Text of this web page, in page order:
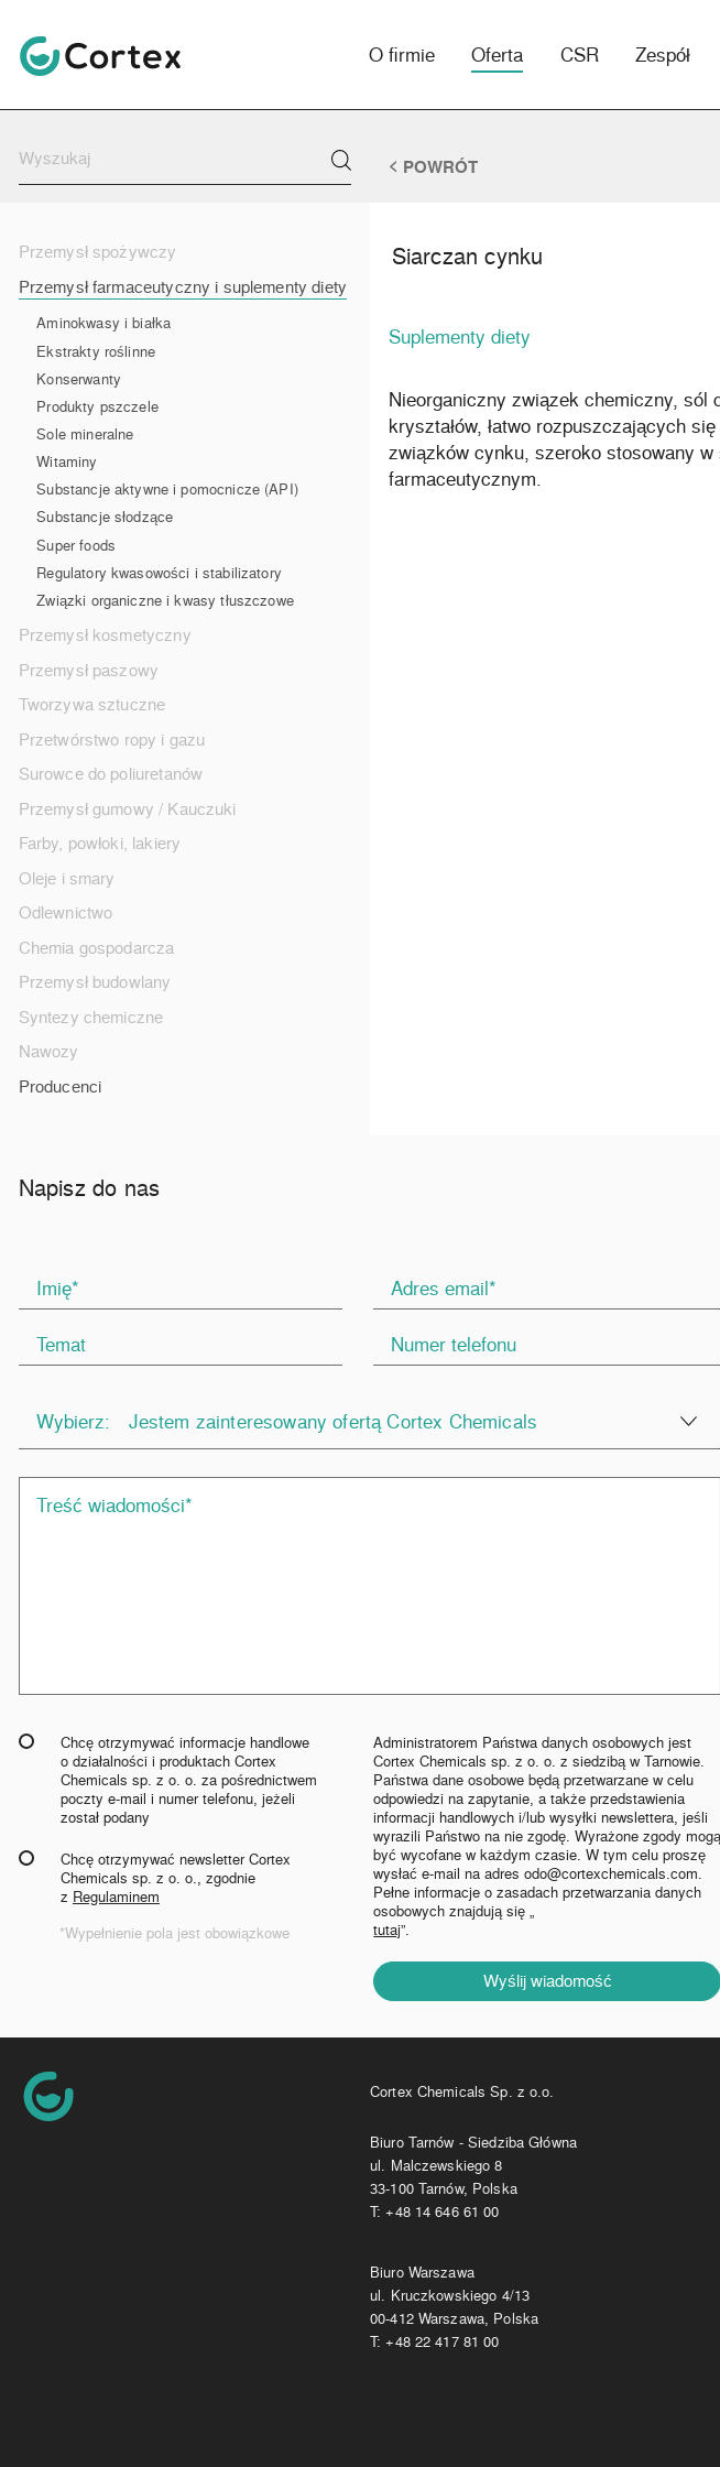
O firmie Oferta CSR Zespół
POWRÓT
Przemysł spożywczy
Przemysł farmaceutyczny i suplementy diety
Aminokwasy i białka
Ekstrakty roślinne
Konserwanty
Produkty pszczele
Sole mineralne
Witaminy
Substancje aktywne i pomocnicze (API)
Substancje słodzące
Super foods
Regulatory kwasowości i stabilizatory
Związki organiczne i kwasy tłuszczowe
Przemysł kosmetyczny
Przemysł paszowy
Tworzywa sztuczne
Przetwórstwo ropy i gazu
Surowce do poliuretanów
Przemysł gumowy / Kauczuki
Farby, powłoki, lakiery
Oleje i smary
Odlewnictwo
Chemia gospodarcza
Przemysł budowlany
Syntezy chemiczne
Nawozy
Producenci
Siarczan cynku
Suplementy diety
Nieorganiczny związek chemiczny, sól
kryształów, łatwo rozpuszczających
związków cynku, szeroko stosowany
farmaceutycznym.
Napisz do nas
Wybierz: Jestem zainteresowany ofertą Cortex Chemicals
Chcę otrzymywać informacje handlowe
o działalności i produktach Cortex
Chemicals sp. z o. o. za pośrednictwem
poczty e-mail i numer telefonu, jeżeli
został podany
Chcę otrzymywać newsletter Cortex
Chemicals sp. z o. o., zgodnie
z Regulaminem
*Wypełnienie pola jest obowiązkowe
Administratorem Państwa danych osobowych jest
Cortex Chemicals sp. z o. o. z siedzibą w Tarnowie.
Państwa dane osobowe będą przetwarzane w celu
odpowiedzi na zapytanie, a także przedstawienia
informacji handlowych i/lub wysyłki newslettera, jeśli
wyrazili Państwo na nie zgodę. Wyrażone zgody mogą
być wycofane w każdym czasie. W tym celu proszę
wysłać e-mail na adres odo@cortexchemicals.com.
Pełne informacje o zasadach przetwarzania danych
osobowych znajdują się „
tutaj”.
Wyślij wiadomość
Cortex Chemicals Sp. z o.o.
Biuro Tarnów - Siedziba Główna
ul. Malczewskiego 8
33-100 Tarnów, Polska
T:+48 14 646 61 00
Biuro Warszawa
ul. Kruczkowskiego 4/13
00-412 Warszawa, Polska
T:+48 22 417 81 00